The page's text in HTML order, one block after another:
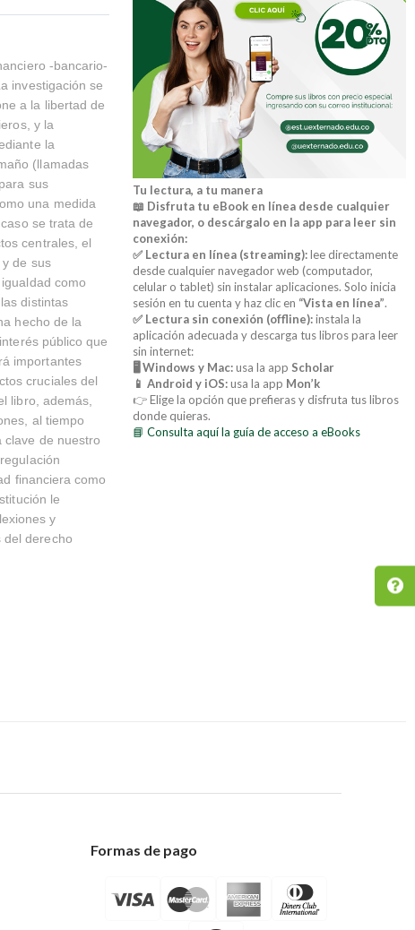
-bancario-
investigación se
a la libertad de
y la
la
(llamadas
sus
una medida
se trata de
centrales, el
de sus
como
distintas
hecho de la
público que
importantes
cruciales del
libro, además,
al tiempo
clave de nuestro
financiera como
le
y
del derecho
Tu lectura, a tu manera
📖 Disfruta tu eBook en línea desde cualquier
navegador, o descárgalo en la app para leer sin
conexión:
✅ Lectura en línea (streaming):lee directamente
desde cualquier navegador web (computador,
celular o tablet) sin instalar aplicaciones. Solo inicia
sesión en tu cuenta y haz clic en “Vista en línea”.
✅ Lectura sin conexión (offline):instala la
aplicación adecuada y descarga tus libros para leer
sin internet:
🖥️ Windows y Mac:usa la app Scholar
📱 Android y iOS:usa la app Mon’k
👉 Elige la opción que prefieras y disfruta tus libros
donde quieras.
📘 Consulta aquí la guía de acceso a eBooks
Formas de pago